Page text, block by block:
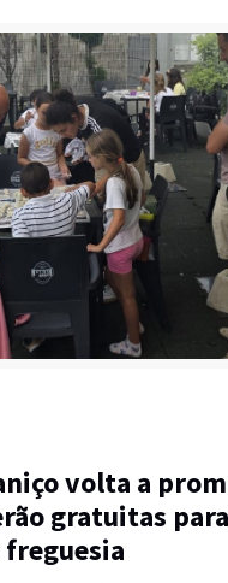
volta a
gratuitas para